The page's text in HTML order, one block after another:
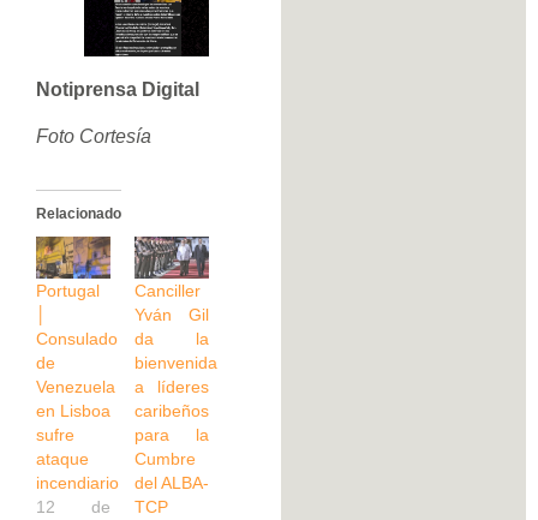
Notiprensa Digital
Foto Cortesía
Relacionado
Portugal
Consulado
de
Venezuela
en Lisboa
sufre
ataque
incendiario
12 de
Canciller
Yván Gil
da la
bienvenida
a líderes
caribeños
para la
Cumbre
del ALBA-
TCP